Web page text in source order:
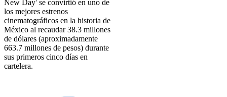
New Day' se convirtió en uno de
los mejores estrenos
cinematográficos en la historia de
México al recaudar 38.3 millones
de dólares (aproximadamente
663.7 millones de pesos) durante
sus primeros cinco días en
cartelera.